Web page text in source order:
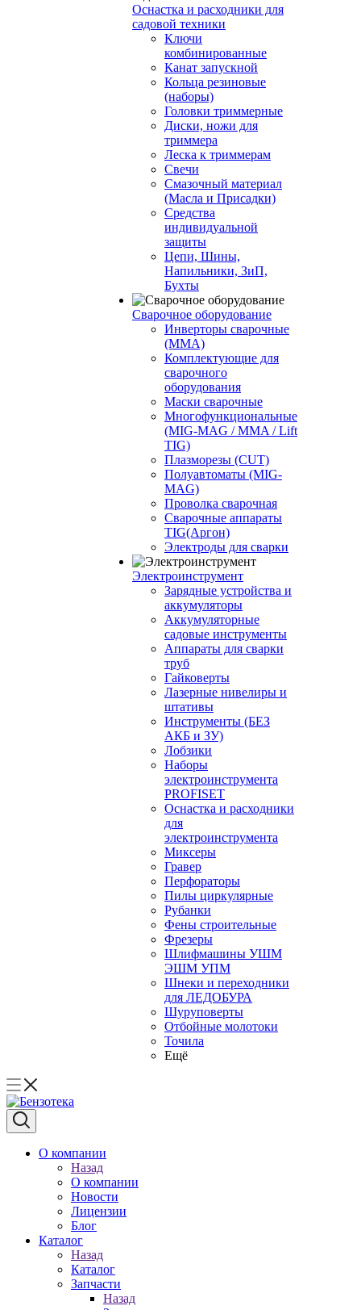
Оснастка и расходники для
садовой техники
Ключи
комбинированные
Канат запускной
Кольца резиновые
(наборы)
Головки триммерные
Диски, ножи для
триммера
Леска к триммерам
Свечи
Смазочный материал
(Масла и Присадки)
Средства
индивидуальной
защиты
Цепи, Шины,
Напильники, ЗиП,
Бухты
Сварочное оборудование
Инверторы сварочные
(ММА)
Комплектующие для
сварочного
оборудования
Маски сварочные
Многофункциональные
(MIG-MAG / MMA / Lift
TIG)
Плазморезы (CUT)
Полуавтоматы (МIG-
MAG)
Проволка сварочная
Сварочные аппараты
TIG(Аргон)
Электроды для сварки
Электроинструмент
Зарядные устройства и
аккумуляторы
Аккумуляторные
садовые инструменты
Аппараты для сварки
труб
Гайковерты
Лазерные нивелиры и
штативы
Инструменты (БЕЗ
АКБ и ЗУ)
Лобзики
Наборы
электроинструмента
PROFISET
Оснастка и расходники
для
электроинструмента
Миксеры
Гравер
Перфораторы
Пилы циркулярные
Рубанки
Фены строительные
Фрезеры
Шлифмашины УШМ
ЭШМ УПМ
Шнеки и переходники
для ЛЕДОБУРА
Шуруповерты
Отбойные молотоки
Точила
Ещё
О компании
Назад
О компании
Новости
Лицензии
Блог
Каталог
Назад
Каталог
Запчасти
Назад